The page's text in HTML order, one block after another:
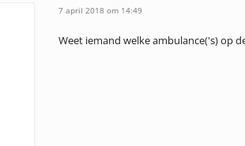
7 april 2018 om 14:49
Weet iemand welke ambulance('s) op